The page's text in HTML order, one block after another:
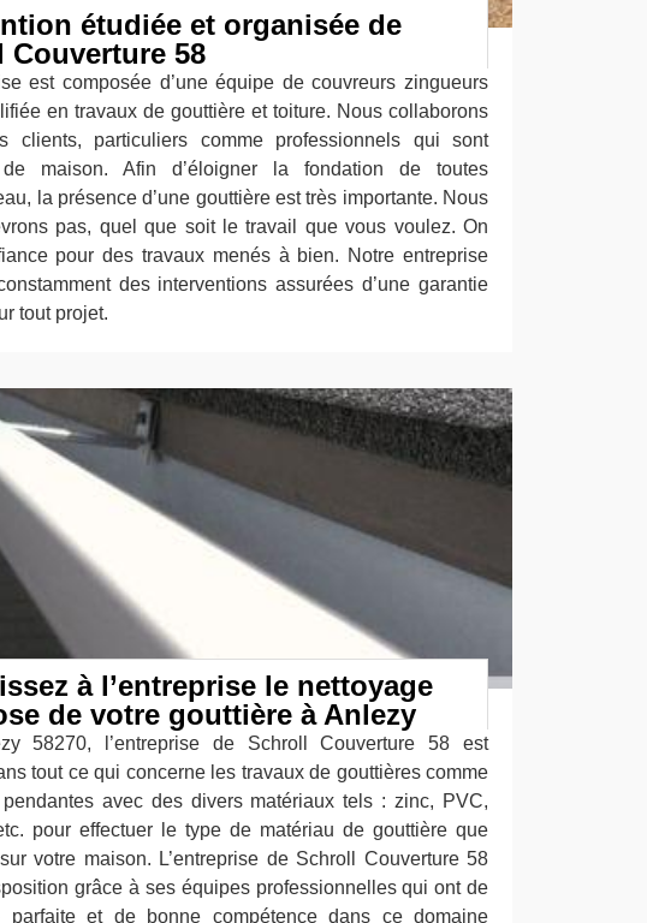
étudiée et organisée de
Couverture 58
est composée d’une équipe de couvreurs zingueurs
en travaux de gouttière et toiture. Nous collaborons
clients, particuliers comme professionnels qui sont
de maison. Afin d’éloigner la fondation de toutes
la présence d’une gouttière est très importante. Nous
pas, quel que soit le travail que vous voulez. On
pour des travaux menés à bien. Notre entreprise
des interventions assurées d’une garantie
tout projet.
à l’entreprise le nettoyage
de votre gouttière à Anlezy
58270, l’entreprise de Schroll Couverture 58 est
tout ce qui concerne les travaux de gouttières comme
avec des divers matériaux tels : zinc, PVC,
pour effectuer le type de matériau de gouttière que
votre maison. L’entreprise de Schroll Couverture 58
grâce à ses équipes professionnelles qui ont de
parfaite et de bonne compétence dans ce domaine